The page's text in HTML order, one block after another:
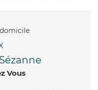
Sézanne
Vous